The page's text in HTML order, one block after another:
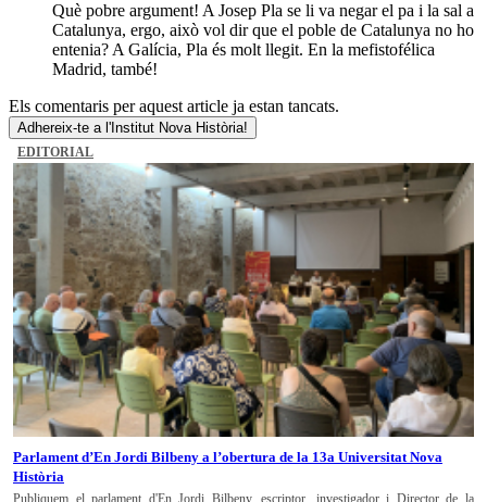
Què pobre argument! A Josep Pla se li va negar el pa i la sal a
Catalunya, ergo, això vol dir que el poble de Catalunya no ho
entenia? A Galícia, Pla és molt llegit. En la mefistofélica
Madrid, també!
Els comentaris per aquest article ja estan tancats.
Adhereix-te a l'Institut Nova Història!
EDITORIAL
Parlament d’En Jordi Bilbeny a l’obertura de la 13a Universitat Nova
Història
Publiquem el parlament d'En Jordi Bilbeny, escriptor, investigador i Director de la